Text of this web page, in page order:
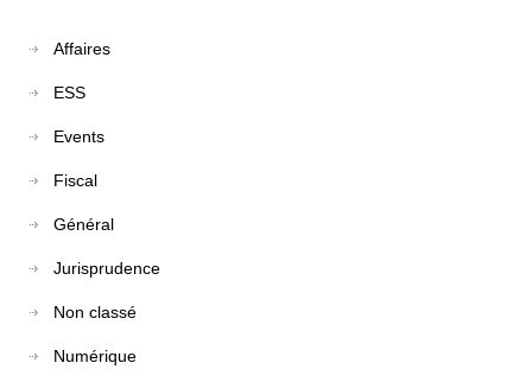
Affaires
ESS
Events
Fiscal
Général
Jurisprudence
Non classé
Numérique